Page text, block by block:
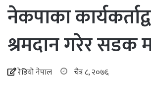
नेकपाका
श्रमदान गरेर सडक
रेडियो नेपाल चैत्र ८, २०७६